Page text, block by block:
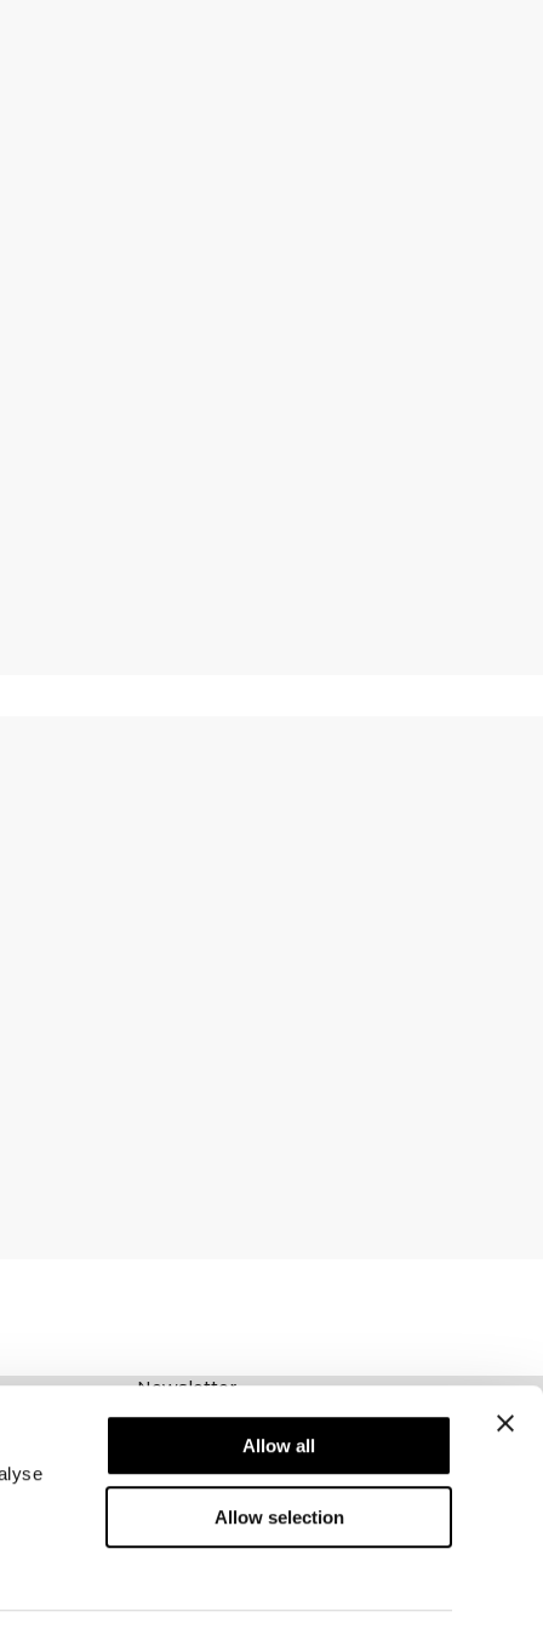
Allow all
Allow selection
Newsletter
Schrijf je voor onze nieuwsbrief! Ontvang
exclusieve aanbiedingen, ons laatste nieuws en
nog veel meer.